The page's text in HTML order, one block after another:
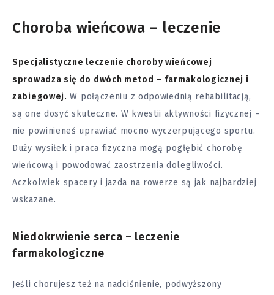
Choroba wieńcowa – leczenie
Specjalistyczne leczenie choroby wieńcowej
sprowadza się do dwóch metod – farmakologicznej i
zabiegowej. W połączeniu z odpowiednią rehabilitacją,
są one dosyć skuteczne. W kwestii aktywności fizycznej –
nie powinieneś uprawiać mocno wyczerpującego sportu.
Duży wysiłek i praca fizyczna mogą pogłębić chorobę
wieńcową i powodować zaostrzenia dolegliwości.
Aczkolwiek spacery i jazda na rowerze są jak najbardziej
wskazane.
Niedokrwienie serca – leczenie
farmakologiczne
Jeśli chorujesz też na nadciśnienie, podwyższony